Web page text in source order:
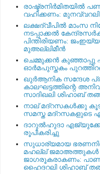
രാഷ്ട്രനിര്‍മിതയില്‍
വഹിക്കണം:
ലക്ഷദ്വീപില്‍ മാംസ
നടപ്പാക്കല്‍
പിന്തിരിയണം:
മുഅല്ലിമീന്‍
ചെമ്മുക്കന്‍ കുഞ്ഞാപ്പു
ഓര്‍മപുസ്തകം
ഖുര്‍ആനിക സന്ദേശ
കാലഘട്ടത്തിന്റെ
സാദിഖലി ശിഹാബ്
നാല് മദ്‌റസകള്‍ക്കു
സമസ്ത മദ്‌റസകളുടെ
ദാറുല്‍ഹുദാ
രൂപീകരിച്ചു
സുധാര്യമായ
മഹല്ല് ജമാഅത്തുകള്‍
ജാഗരൂകരാകണം:
ഹൈദറലി ശിഹാബ്